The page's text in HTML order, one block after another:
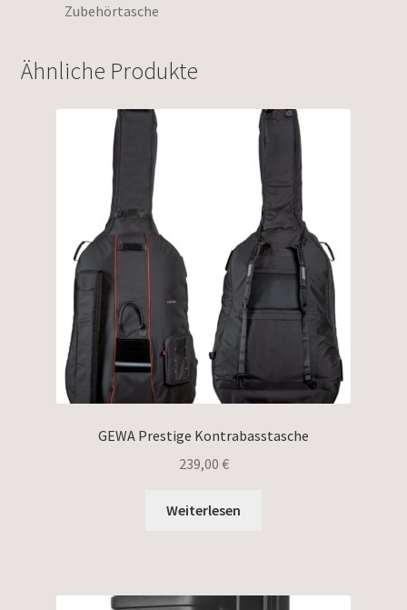
Zubehörtasche
Ähnliche Produkte
GEWA Prestige Kontrabasstasche
239,00 €
Weiterlesen